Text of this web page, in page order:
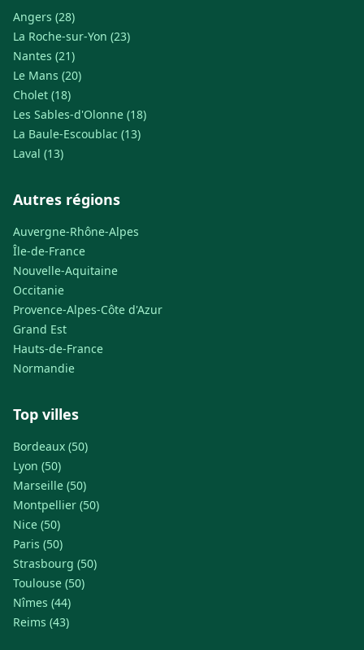
Angers (28)
La Roche-sur-Yon (23)
Nantes (21)
Le Mans (20)
Cholet (18)
Les Sables-d'Olonne (18)
La Baule-Escoublac (13)
Laval (13)
Autres régions
Auvergne-Rhône-Alpes
Île-de-France
Nouvelle-Aquitaine
Occitanie
Provence-Alpes-Côte d'Azur
Grand Est
Hauts-de-France
Normandie
Top villes
Bordeaux (50)
Lyon (50)
Marseille (50)
Montpellier (50)
Nice (50)
Paris (50)
Strasbourg (50)
Toulouse (50)
Nîmes (44)
Reims (43)